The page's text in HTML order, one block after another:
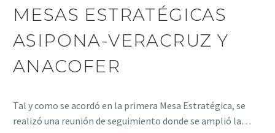
MESAS ESTRATÉGICAS
ASIPONA-VERACRUZ Y
ANACOFER
Tal y como se acordó en la primera Mesa Estratégica, se
realizó una reunión de seguimiento donde se amplió la…